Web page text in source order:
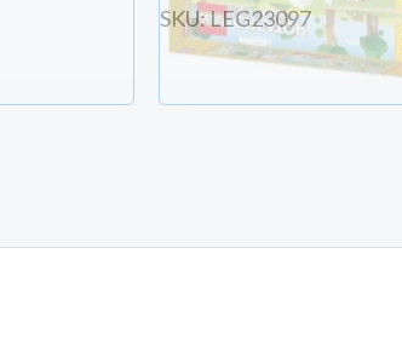
SKU: LEG23097